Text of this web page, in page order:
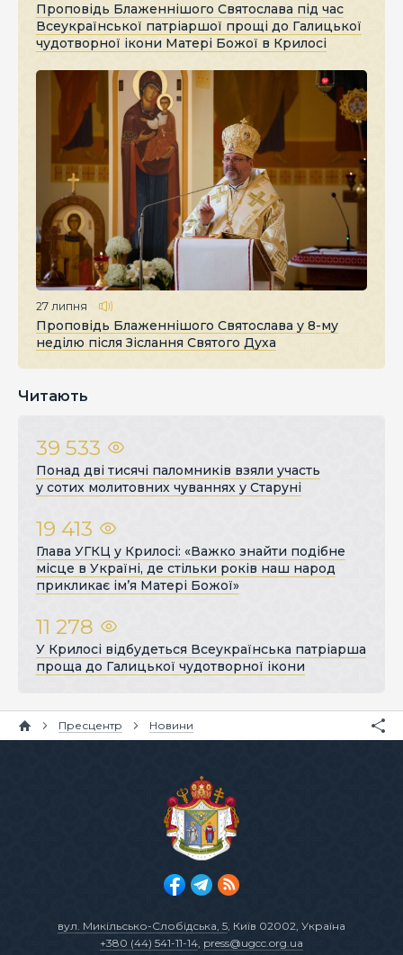
Проповідь Блаженнішого Святослава під час
Всеукраїнської патріаршої прощі до Галицької
чудотворної ікони Матері Божої в Крилосі
27 липня
Проповідь Блаженнішого Святослава у 8-му
неділю після Зіслання Святого Духа
Читають
39 533
Понад дві тисячі паломників взяли участь
у сотих молитовних чуваннях у Старуні
19 413
Глава УГКЦ у Крилосі: «Важко знайти подібне
місце в Україні, де стільки років наш народ
прикликає ім’я Матері Божої»
11 278
У Крилосі відбудеться Всеукраїнська патріарша
проща до Галицької чудотворної ікони
Пресцентр Новини
вул. Микільсько-Слобідська, 5, Київ 02002, Україна
+380 (44) 541-11-14, press@ugcc.org.ua